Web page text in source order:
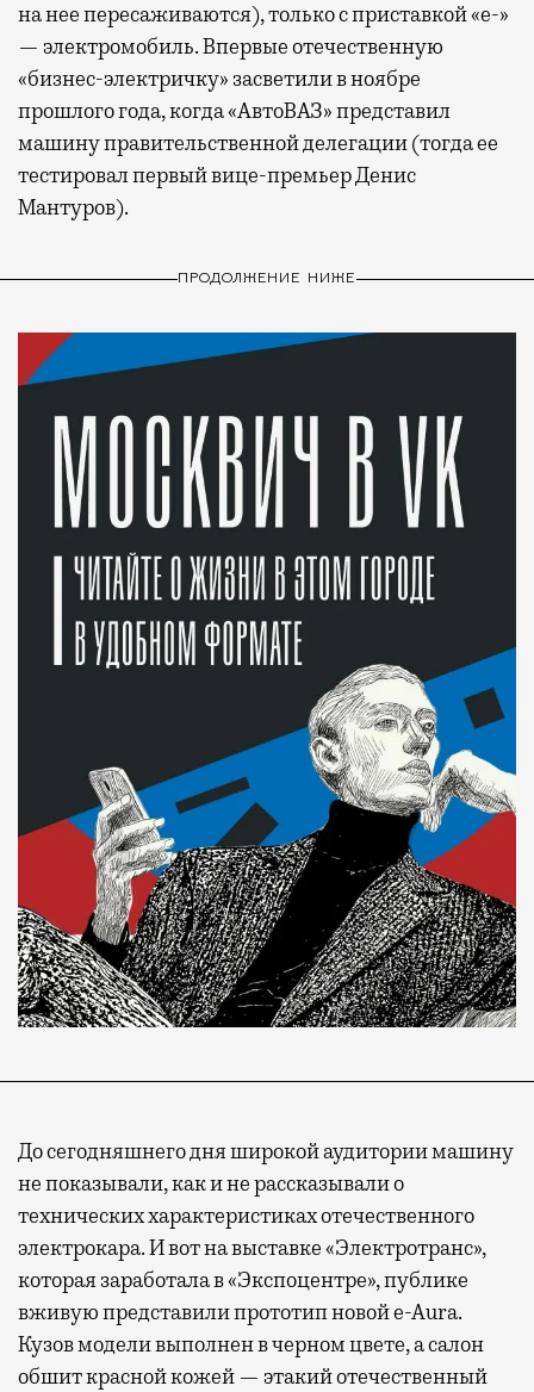
на нее пересаживаются), только с приставкой «e-»
— электромобиль. Впервые отечественную
«бизнес-электричку» засветили в ноябре
прошлого года, когда «АвтоВАЗ» представил
машину правительственной делегации (тогда ее
тестировал первый вице-премьер Денис
Мантуров).
ПРОДОЛЖЕНИЕ НИЖЕ
До сегодняшнего дня широкой аудитории машину
не показывали, как и не рассказывали о
технических характеристиках отечественного
электрокара. И вот на выставке «Электротранс»,
которая заработала в «Экспоцентре», публике
вживую представили прототип новой e-Aura.
Кузов модели выполнен в черном цвете, а салон
обшит красной кожей — этакий отечественный